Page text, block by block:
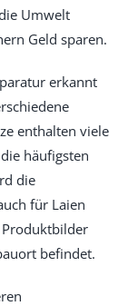
Umwelt
Geld sparen.
erkannt
enthalten viele
häufigsten
die
für Laien
befindet.